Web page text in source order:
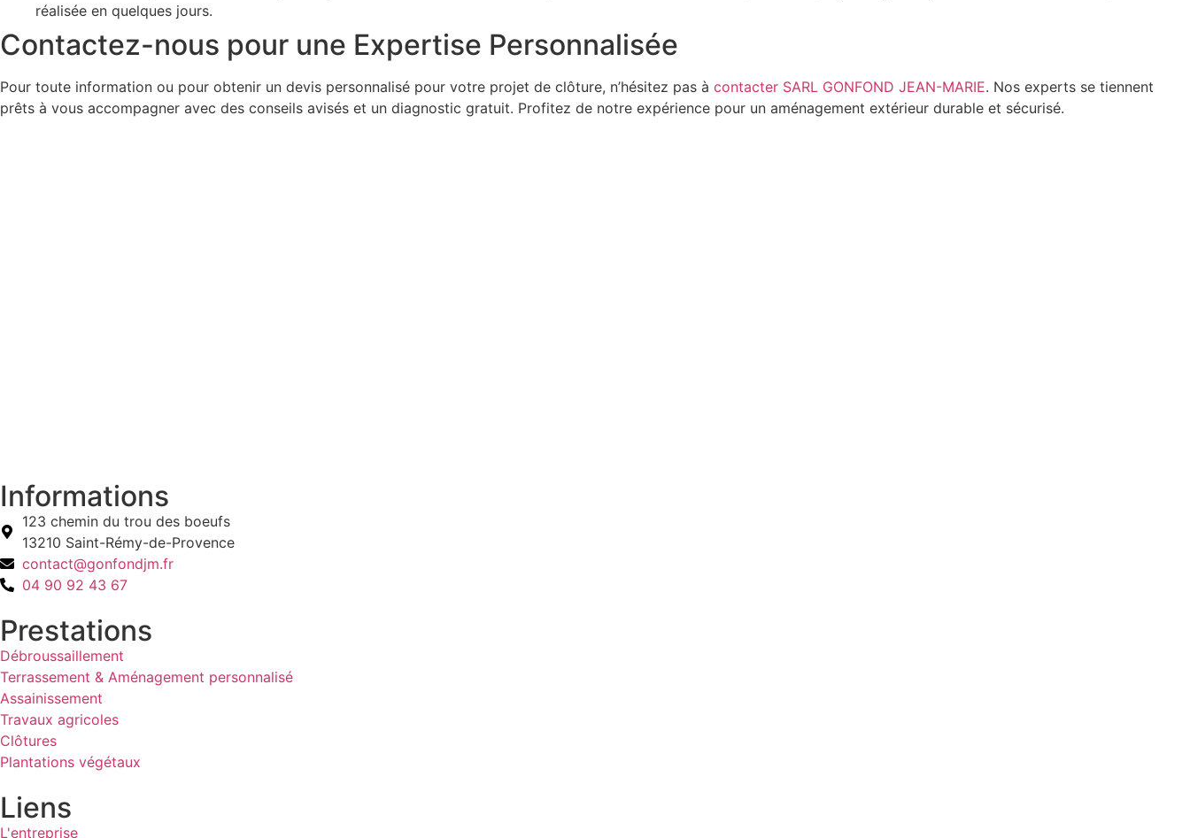
réalisée en quelques jours.
Contactez-nous pour une Expertise Personnalisée
Pour toute information ou pour obtenir un devis personnalisé pour votre projet de clôture, n’hésitez pas à contacter SARL GONFOND JEAN-MARIE. Nos experts se tiennent
prêts à vous accompagner avec des conseils avisés et un diagnostic gratuit. Profitez de notre expérience pour un aménagement extérieur durable et sécurisé.
Informations
123 chemin du trou des boeufs
13210 Saint-Rémy-de-Provence
contact@gonfondjm.fr
04 90 92 43 67
Prestations
Débroussaillement
Terrassement & Aménagement personnalisé
Assainissement
Travaux agricoles
Clôtures
Plantations végétaux
Liens
L'entreprise